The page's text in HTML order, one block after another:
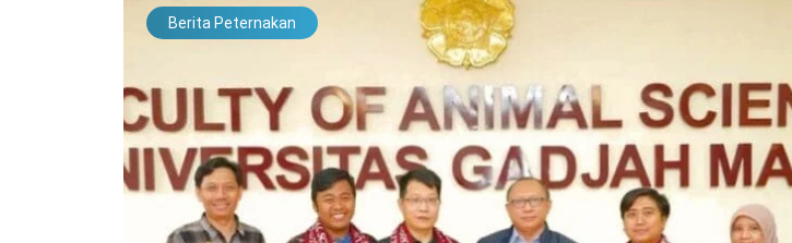
Berita Peternakan